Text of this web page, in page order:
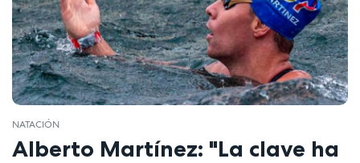
NATACIÓN
Alberto Martínez: "La clave ha